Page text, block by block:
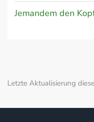
Jemandem den
Letzte Aktualisierung